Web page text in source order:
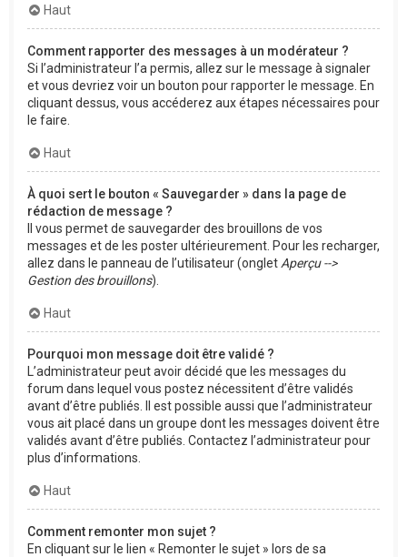
Haut
Comment rapporter des messages à un modérateur ?
Si l’administrateur l’a permis, allez sur le message à signaler
et vous devriez voir un bouton pour rapporter le message. En
cliquant dessus, vous accéderez aux étapes nécessaires pour
le faire.
Haut
À quoi sert le bouton « Sauvegarder » dans la page de
rédaction de message ?
Il vous permet de sauvegarder des brouillons de vos
messages et de les poster ultérieurement. Pour les recharger,
allez dans le panneau de l’utilisateur (onglet Aperçu -->
Gestion des brouillons).
Haut
Pourquoi mon message doit être validé ?
L’administrateur peut avoir décidé que les messages du
forum dans lequel vous postez nécessitent d’être validés
avant d’être publiés. Il est possible aussi que l’administrateur
vous ait placé dans un groupe dont les messages doivent être
validés avant d’être publiés. Contactez l’administrateur pour
plus d’informations.
Haut
Comment remonter mon sujet ?
En cliquant sur le lien « Remonter le sujet » lors de sa